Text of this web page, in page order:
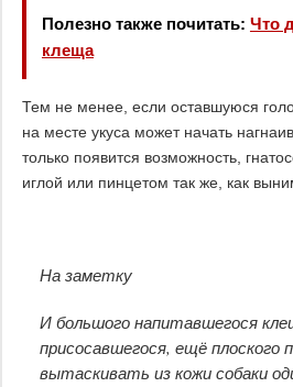
Полезно также почитать: Что
клеща
Тем не менее, если оставшуюся
на месте укуса может начать
только появится возможность,
иглой или пинцетом так же, как
На заметку
И большого напитавшегося
присосавшегося, ещё плоского
вытаскивать из кожи собаки